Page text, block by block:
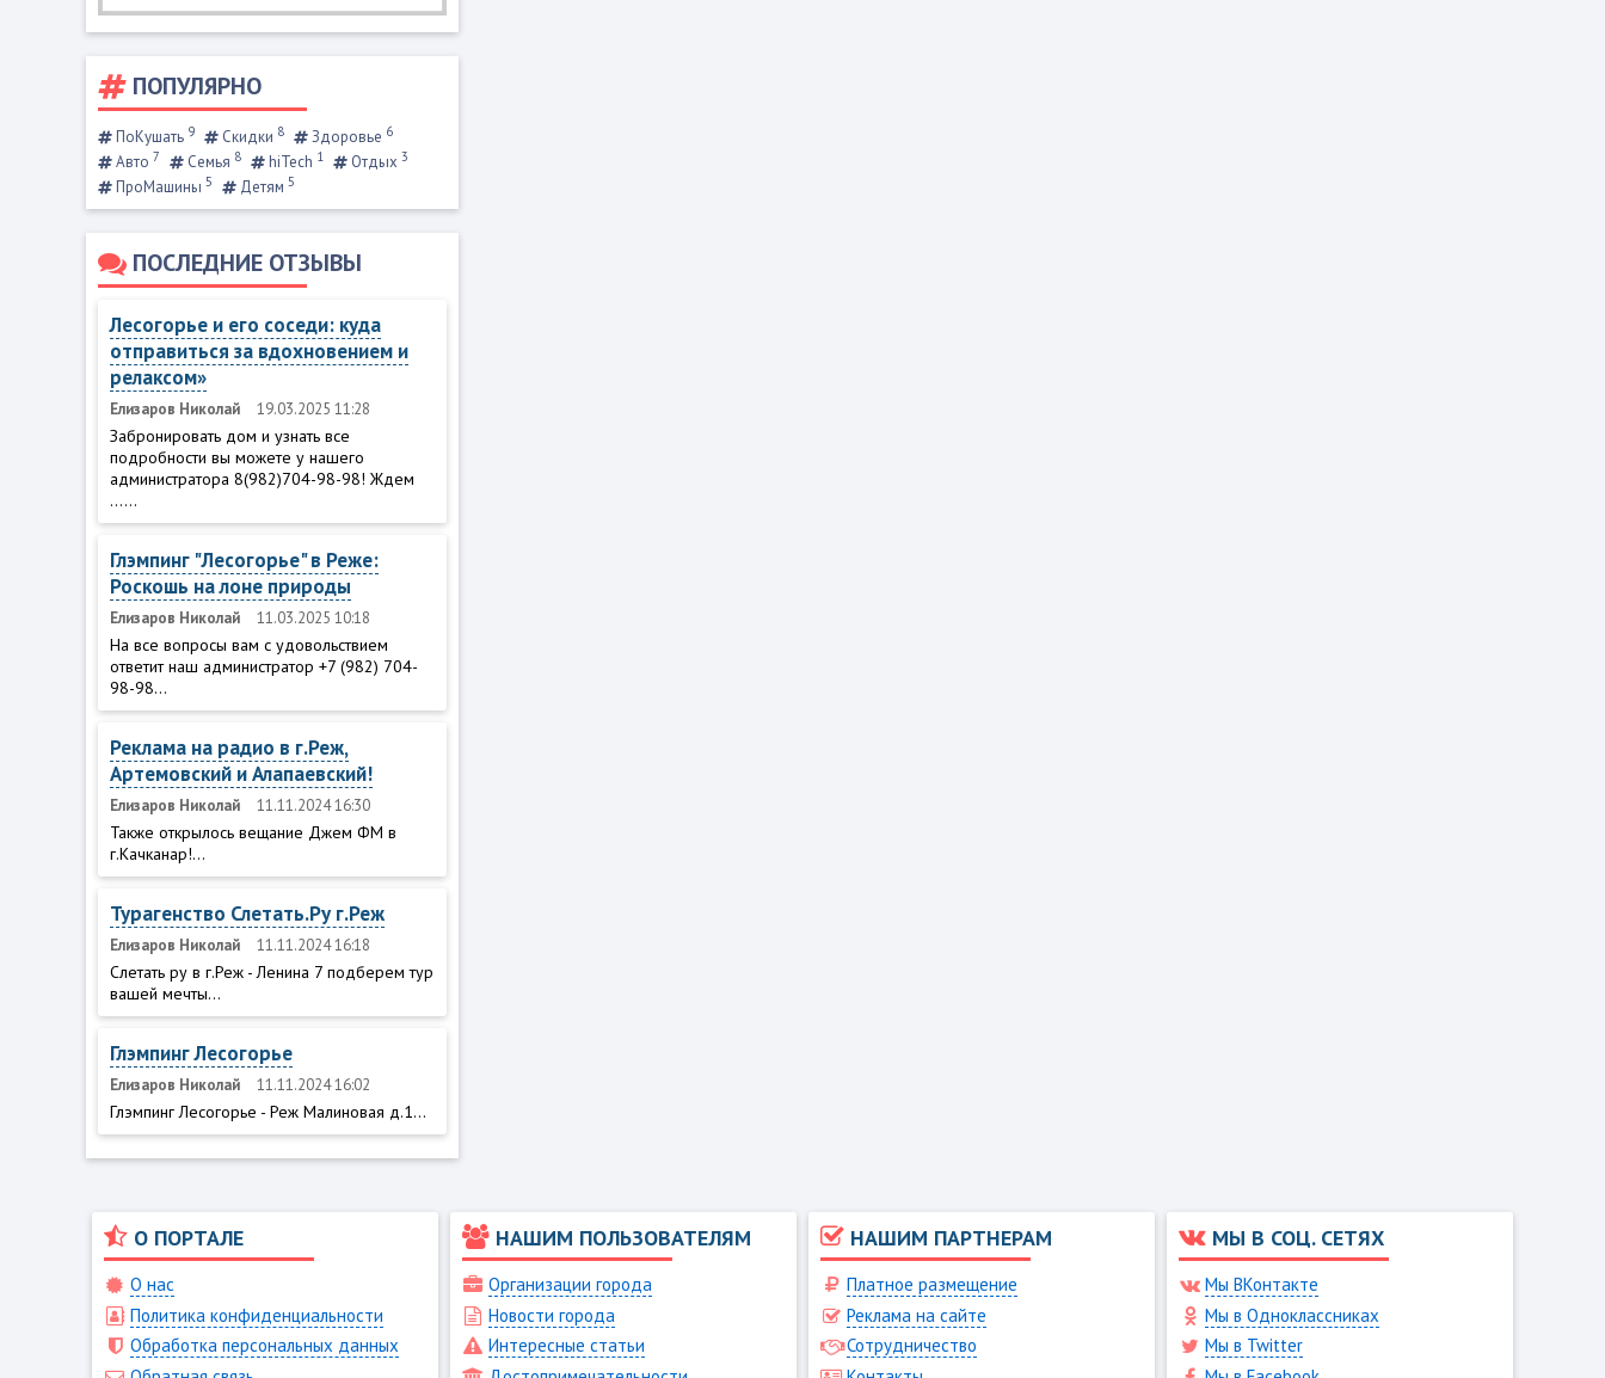
ПОПУЛЯРНО
ПоКушать 9 Скидки 8 Здоровье 6
Авто 7 Семья 8 hiTech 1 Отдых 3
ПроМашины 5 Детям 5
ПОСЛЕДНИЕ ОТЗЫВЫ
Лесогорье и его соседи: куда
отправиться за вдохновением и
релаксом»
Елизаров Николай 19.03.2025 11:28
Забронировать дом и узнать все
подробности вы можете у нашего
администратора 8(982)704-98-98! Ждем
......
Глэмпинг "Лесогорье" в Реже:
Роскошь на лоне природы
Елизаров Николай 11.03.2025 10:18
На все вопросы вам с удовольствием
ответит наш администратор +7 (982) 704-
98-98...
Реклама на радио в г.Реж,
Артемовский и Алапаевский!
Елизаров Николай 11.11.2024 16:30
Также открылось вещание Джем ФМ в
г.Качканар!...
Турагенство Слетать.Ру г.Реж
Елизаров Николай 11.11.2024 16:18
Слетать ру в г.Реж - Ленина 7 подберем тур
вашей мечты...
Глэмпинг Лесогорье
Елизаров Николай 11.11.2024 16:02
Глэмпинг Лесогорье - Реж Малиновая д.1...
О ПОРТАЛЕ
О нас
Политика конфиденциальности
Обработка персональных данных
НАШИМ ПОЛЬЗОВАТЕЛЯМ
Организации города
Новости города
Интересные статьи
НАШИМ ПАРТНЕРАМ
Платное размещение
Реклама на сайте
Сотрудничество
МЫ В СОЦ. СЕТЯХ
Мы ВКонтакте
Мы в Одноклассниках
Мы в Twitter